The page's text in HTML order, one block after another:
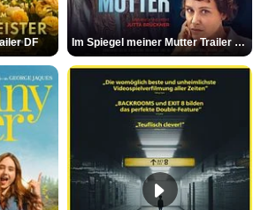
DF Im Spiegel meiner Mutter Trailer DF